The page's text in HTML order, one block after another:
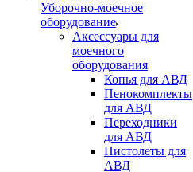
Уборочно-моечное
оборудование
Аксессуары для
моечного
оборудования
Копья для АВД
Пенокомплекты
для АВД
Переходники
для АВД
Пистолеты для
АВД